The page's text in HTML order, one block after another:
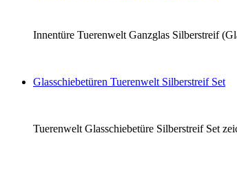
Innentüre Tuerenwelt Ganzglas Silberstreif
Glasschiebetüren Tuerenwelt Silberstreif Set
Tuerenwelt Glasschiebetüre Silberstreif Set